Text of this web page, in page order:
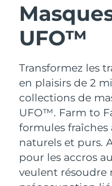
UFO™
Transformez les
en plaisirs de 2
collections de
UFO™. Farm to
formules
naturels et purs.
pour les accros
veulent